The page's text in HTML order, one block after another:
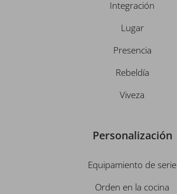
Integración
Lugar
Presencia
Rebeldía
Viveza
Personalización
Equipamiento de serie
Orden en la cocina